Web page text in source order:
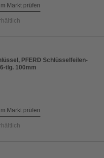
Markt prüfen
PFERD Schlüsselfeilen-
tlg. 100mm
Markt prüfen